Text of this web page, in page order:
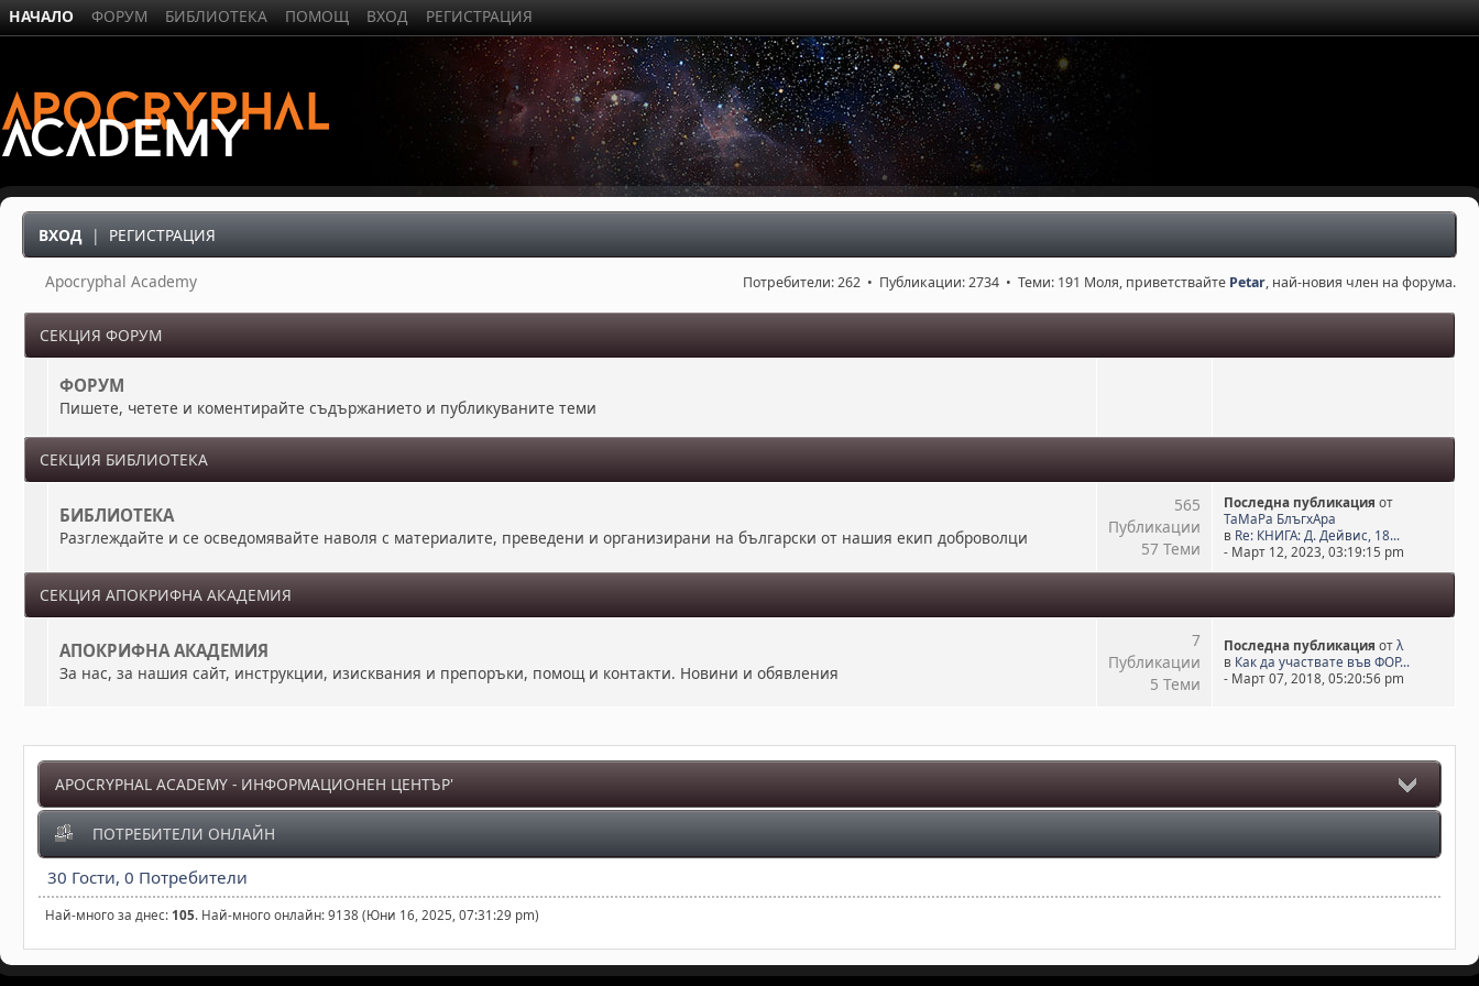
НАЧАЛО ФОРУМ БИБЛИОТЕКА ПОМОЩ ВХОД РЕГИСТРАЦИЯ
ВХОД | РЕГИСТРАЦИЯ
Apocryphal Academy Потребители: 262 • Публикации: 2734 • Теми: 191 Моля, приветствайте Petar, най-новия член на форума.
СЕКЦИЯ ФОРУМ
ФОРУМ
Пишете, четете и коментирайте съдържанието и публикуваните теми
СЕКЦИЯ БИБЛИОТЕКА
БИБЛИОТЕКА
Разглеждайте и се осведомявайте наволя с материалите, преведени и организирани на български от нашия екип доброволци
565
Публикации
57 Теми
Последна публикация от
ТаМаРа БлъгхАра
в Re: КНИГА: Д. Дейвис, 18...
- Март 12, 2023, 03:19:15 pm
СЕКЦИЯ АПОКРИФНА АКАДЕМИЯ
АПОКРИФНА АКАДЕМИЯ
За нас, за нашия сайт, инструкции, изисквания и препоръки, помощ и контакти. Новини и обявления
7
Публикации
5 Теми
Последна публикация от λ
в Как да участвате във ФОР...
- Март 07, 2018, 05:20:56 pm
APOCRYPHAL ACADEMY - ИНФОРМАЦИОНЕН ЦЕНТЪР'
ПОТРЕБИТЕЛИ ОНЛАЙН
30 Гости, 0 Потребители
Най-много за днес: 105. Най-много онлайн: 9138 (Юни 16, 2025, 07:31:29 pm)